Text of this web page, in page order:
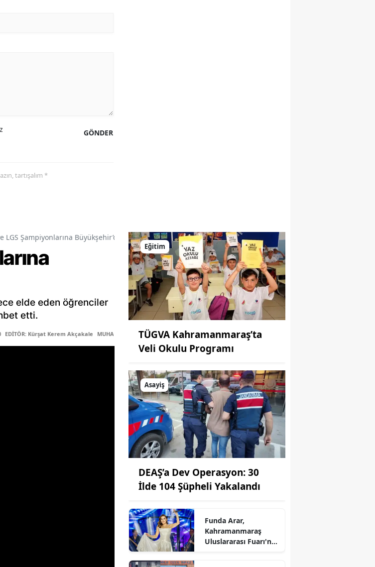
GÖNDER
tartışalım *
LGS Şampiyonlarına Büyükşehir’den Ödül
elde eden öğrenciler
etti.
EDİTÖR: Kürşat Kerem Akçakale MUHABİR: Meliha Şeyda Reis
Eğitim
TÜGVA Kahramanmaraş’ta
Veli Okulu Programı
Asayiş
DEAŞ’a Dev Operasyon: 30
İlde 104 Şüpheli Yakalandı
Funda Arar,
Kahramanmaraş
Uluslararası Fuarı'nda